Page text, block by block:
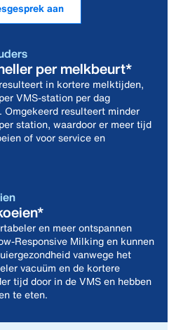
aan
per melkbeurt*
in kortere melktijden,
VMS-station per dag
Omgekeerd resulteert minder
station, waardoor er meer tijd
of voor service en
en meer ontspannen
Responsive Milking en kunnen
vanwege het
vacuüm en de kortere
tijd door in de VMS en hebben
te eten.